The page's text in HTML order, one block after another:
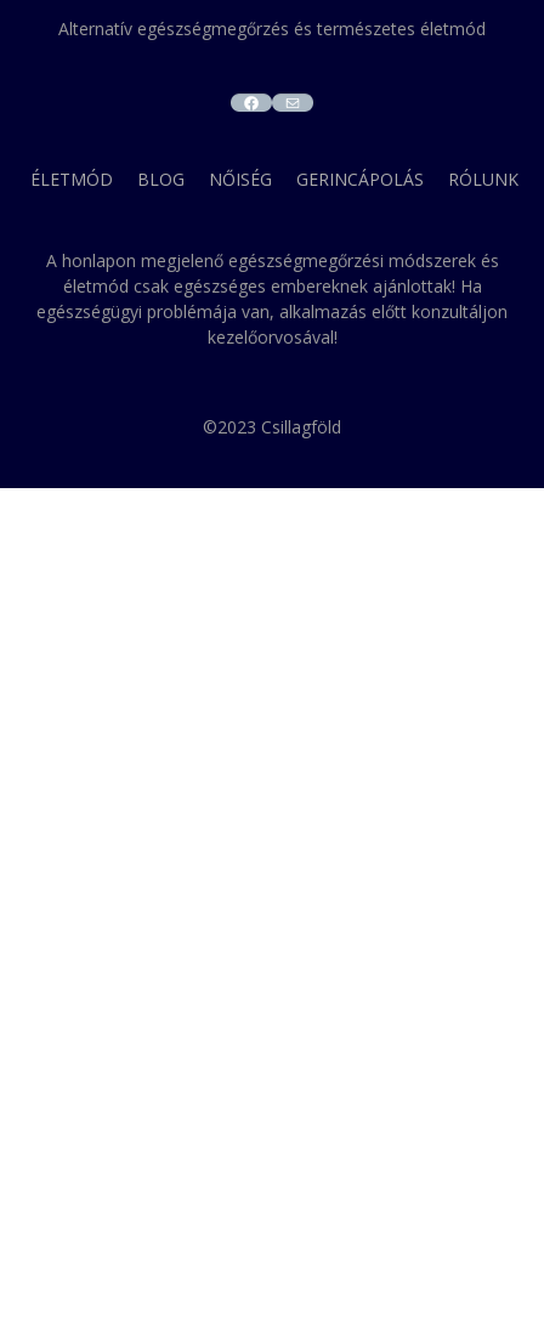
Alternatív egészségmegőrzés és természetes életmód
FACEBOOK
MAIL
ÉLETMÓD BLOG NŐISÉG GERINCÁPOLÁS RÓLUNK
A honlapon megjelenő egészségmegőrzési módszerek és
életmód csak egészséges embereknek ajánlottak! Ha
egészségügyi problémája van, alkalmazás előtt konzultáljon
kezelőorvosával!
©2023 Csillagföld